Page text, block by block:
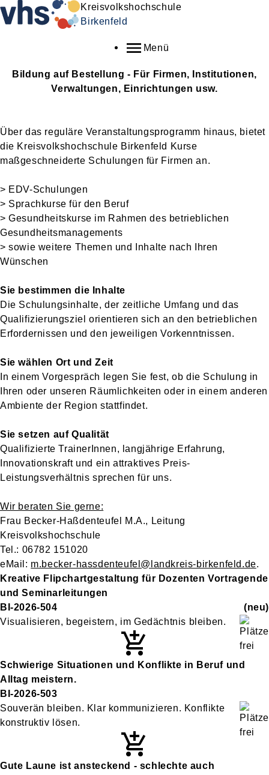
Kreisvolkshochschule
Birkenfeld
Menü
Bildung auf Bestellung - Für Firmen, Institutionen,
Verwaltungen, Einrichtungen usw.
Über das reguläre Veranstaltungsprogramm hinaus, bietet
die Kreisvolkshochschule Birkenfeld Kurse
maßgeschneiderte Schulungen für Firmen an.
> EDV-Schulungen
> Sprachkurse für den Beruf
> Gesundheitskurse im Rahmen des betrieblichen
Gesundheitsmanagements
> sowie weitere Themen und Inhalte nach Ihren
Wünschen
Sie bestimmen die Inhalte
Die Schulungsinhalte, der zeitliche Umfang und das
Qualifizierungsziel orientieren sich an den betrieblichen
Erfordernissen und den jeweiligen Vorkenntnissen.
Sie wählen Ort und Zeit
In einem Vorgespräch legen Sie fest, ob die Schulung in
Ihren oder unseren Räumlichkeiten oder in einem anderen
Ambiente der Region stattfindet.
Sie setzen auf Qualität
Qualifizierte TrainerInnen, langjährige Erfahrung,
Innovationskraft und ein attraktives Preis-
Leistungsverhältnis sprechen für uns.
Wir beraten Sie gerne:
Frau Becker-Haßdenteufel M.A., Leitung
Kreisvolkshochschule
Tel.: 06782 151020
eMail: m.becker-hassdenteufel@landkreis-birkenfeld.de.
Kreative Flipchartgestaltung für Dozenten Vortragende
und Seminarleitungen
BI-2026-504
neu
Visualisieren, begeistern, im Gedächtnis bleiben.
Schwierige Situationen und Konflikte in Beruf und
Alltag meistern.
BI-2026-503
Souverän bleiben. Klar kommunizieren. Konflikte
konstruktiv lösen.
Gute Laune ist ansteckend - schlechte auch